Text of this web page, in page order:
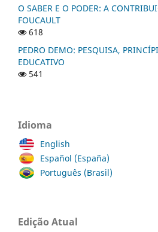
O SABER E O PODER: A
FOUCAULT
618
PEDRO DEMO: PESQUISA,
EDUCATIVO
541
Idioma
English
Español (España)
Português (Brasil)
Edição Atual